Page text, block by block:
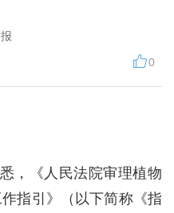
0
，《人民法院审理植物
指引》（以下简称《指